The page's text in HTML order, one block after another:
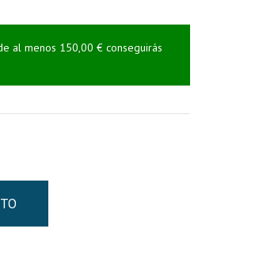
al menos 150,00 € conseguirás